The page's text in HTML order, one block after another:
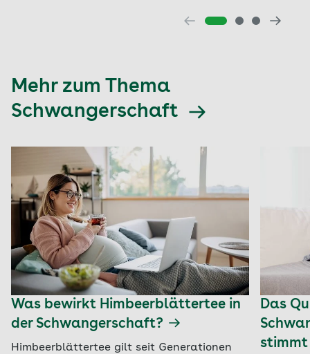
Mehr zum Thema
Schwangerschaft
Was bewirkt Himbeerblättertee in
der Schwangerschaft?
Himbeerblättertee gilt seit Generationen
Das
stimmt